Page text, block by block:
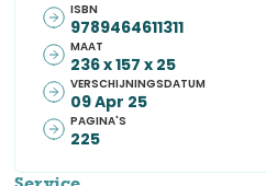
ISBN
9789464611311
MAAT
236 x 157 x 25
VERSCHIJNINGSDATUM
09 Apr 25
PAGINA'S
225